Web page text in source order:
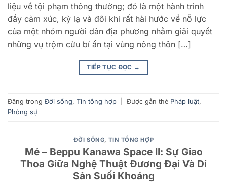
liệu về tội phạm thông thường; đó là một hành trình
đầy cảm xúc, kỳ lạ và đôi khi rất hài hước về nỗ lực
của một nhóm người dân địa phương nhằm giải quyết
những vụ trộm cừu bí ẩn tại vùng nông thôn […]
TIẾP TỤC ĐỌC →
Đăng trong Đời sống, Tin tổng hợp Được gắn thẻ Pháp luật,
Phóng sự
ĐỜI SỐNG ,TIN TỔNG HỢP
Mé – Beppu Kanawa Space II: Sự Giao
Thoa Giữa Nghệ Thuật Đương Đại Và Di
Sản Suối Khoáng